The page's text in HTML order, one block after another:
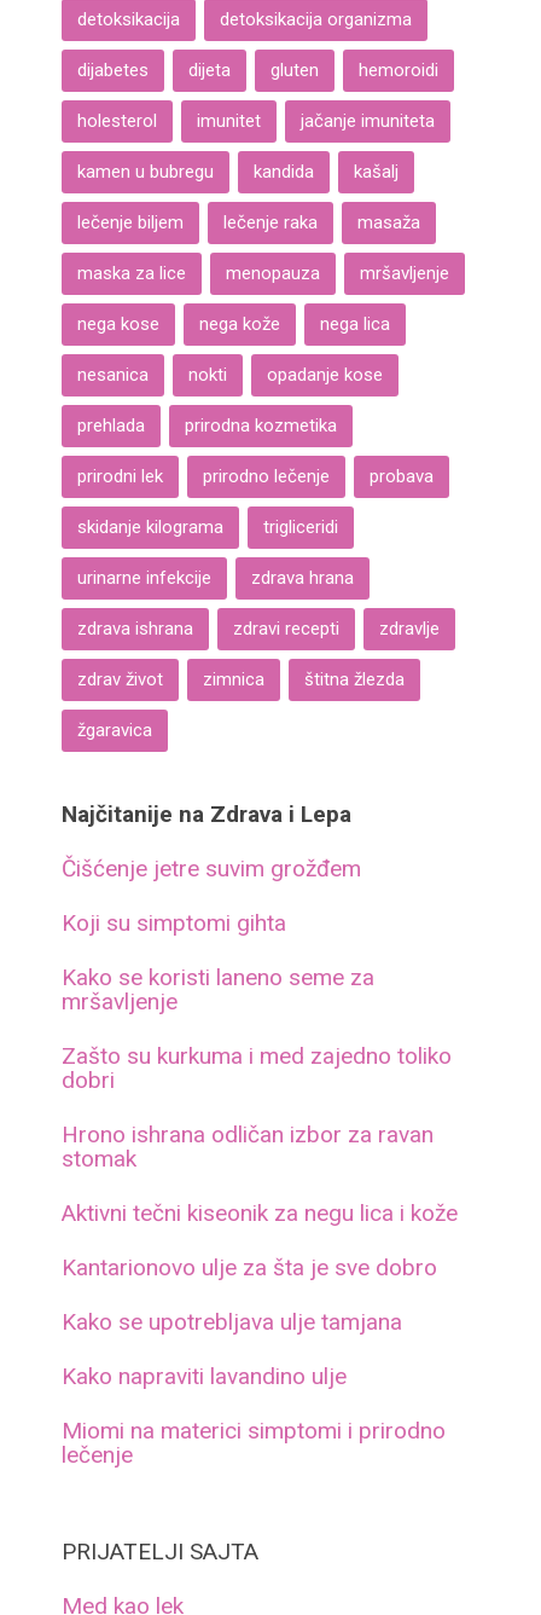
detoksikacija detoksikacija organizma
dijabetes dijeta gluten hemoroidi
holesterol imunitet jačanje imuniteta
kamen u bubregu kandida kašalj
lečenje biljem lečenje raka masaža
maska za lice menopauza mršavljenje
nega kose nega kože nega lica
nesanica nokti opadanje kose
prehlada prirodna kozmetika
prirodni lek prirodno lečenje probava
skidanje kilograma trigliceridi
urinarne infekcije zdrava hrana
zdrava ishrana zdravi recepti zdravlje
zdrav život zimnica štitna žlezda
žgaravica
Najčitanije na Zdrava i Lepa
Čišćenje jetre suvim grožđem
Koji su simptomi gihta
Kako se koristi laneno seme za
mršavljenje
Zašto su kurkuma i med zajedno toliko
dobri
Hrono ishrana odličan izbor za ravan
stomak
Aktivni tečni kiseonik za negu lica i kože
Kantarionovo ulje za šta je sve dobro
Kako se upotrebljava ulje tamjana
Kako napraviti lavandino ulje
Miomi na materici simptomi i prirodno
lečenje
PRIJATELJI SAJTA
Med kao lek